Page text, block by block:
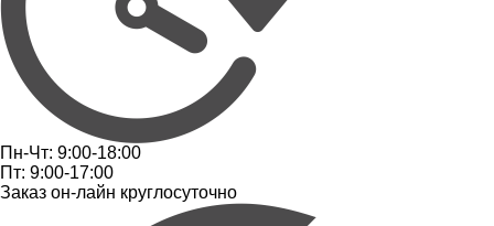
Пн-Чт: 9:00-18:00
Пт: 9:00-17:00
Заказ он-лайн круглосуточно